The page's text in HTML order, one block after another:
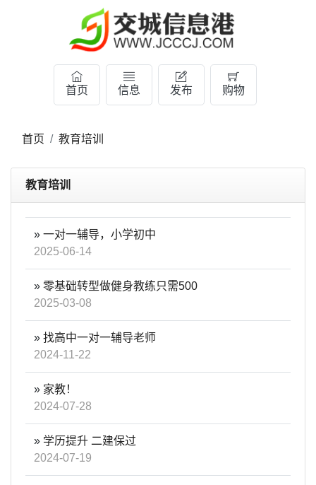
首页 信息 发布 购物
首页 教育培训
教育培训
» 一对一辅导，小学初中
2025-06-14
» 零基础转型做健身教练只需500
2025-03-08
» 找高中一对一辅导老师
2024-11-22
» 家教！
2024-07-28
» 学历提升 二建保过
2024-07-19